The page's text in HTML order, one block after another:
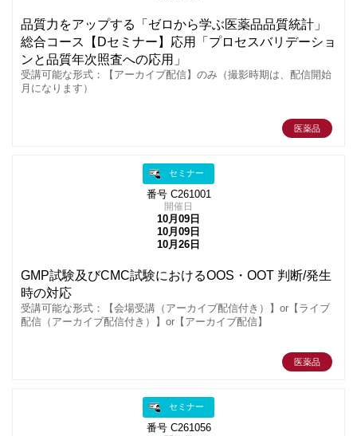
品質力をアップする「ゼロから学ぶ医薬品品質統計」
総合コース【Dセミナー】応用「プロセスバリデーショ
ンと品質年次照査への応用」
受講可能な形式：【アーカイブ配信】のみ（撮影時期は、配信開始
月になります）
医薬品
セミナー
番号 C261001
開催日
10月09日
10月09日
10月26日
GMP試験及びCMC試験におけるOOS・OOT 判断/発生
時の対応
受講可能な形式：【会場受講（アーカイブ配信付き）】or【ライブ
配信（アーカイブ配信付き）】or【アーカイブ配信】
医薬品
セミナー
番号 C261056